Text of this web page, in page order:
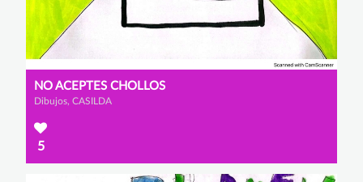
NO ACEPTES CHOLLOS
Dibujos, CASILDA
5